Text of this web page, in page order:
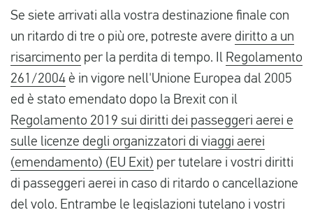
Controlla il risarcimento
Chi siamo
Contattate
Se siete arrivati alla vostra destinazione finale con
un ritardo di tre o più ore, potreste avere diritto a un
risarcimento per la perdita di tempo. Il Regolamento
261/2004 è in vigore nell'Unione Europea dal 2005
ed è stato emendato dopo la Brexit con il
Regolamento 2019 sui diritti dei passeggeri aerei e
sulle licenze degli organizzatori di viaggi aerei
(emendamento) (EU Exit) per tutelare i vostri diritti
di passeggeri aerei in caso di ritardo o cancellazione
del volo. Entrambe le legislazioni tutelano i vostri